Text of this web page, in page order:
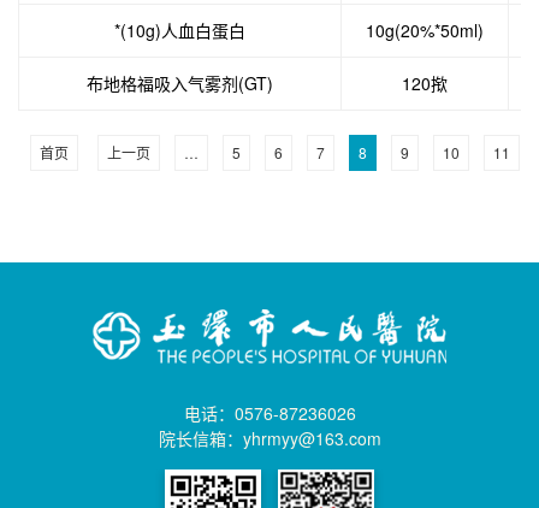
*(10g)人血白蛋白 10g(20%*50ml)
布地格福吸入气雾剂(GT) 120揿
首页 上一页 … 5 6 7 8 9 10 11
电话：0576-87236026
院长信箱：yhrmyy@163.com